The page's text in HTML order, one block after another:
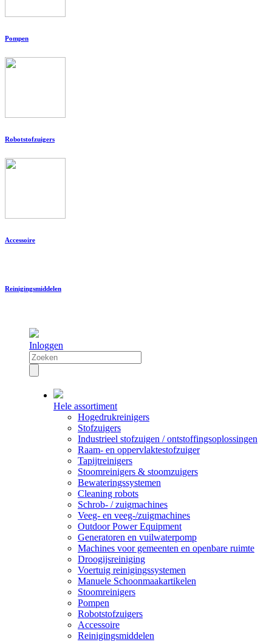
Pompen
Robotstofzuigers
Accessoire
Reinigingsmiddelen
Inloggen
Hele assortiment
Hogedrukreinigers
Stofzuigers
Industrieel stofzuigen / ontstoffingsoplossingen
Raam- en oppervlaktestofzuiger
Tapijtreinigers
Stoomreinigers & stoomzuigers
Bewateringssystemen
Cleaning robots
Schrob- / zuigmachines
Veeg- en veeg-/zuigmachines
Outdoor Power Equipment
Generatoren en vuilwaterpomp
Machines voor gemeenten en openbare ruimte
Droogijsreiniging
Voertuig reinigingssystemen
Manuele Schoonmaakartikelen
Stoomreinigers
Pompen
Robotstofzuigers
Accessoire
Reinigingsmiddelen